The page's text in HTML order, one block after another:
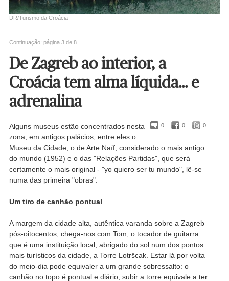
DR/Turismo da Croácia
Continuação: página 3 de 8
De Zagreb ao interior, a
Croácia tem alma líquida... e
adrenalina
0 0 0
Alguns museus estão concentrados nesta
zona, em antigos palácios, entre eles o
Museu da Cidade, o de Arte Naïf, considerado o mais antigo
do mundo (1952) e o das "Relações Partidas", que será
certamente o mais original - "yo quiero ser tu mundo", lê-se
numa das primeira "obras".
Um tiro de canhão pontual
A margem da cidade alta, autêntica varanda sobre a Zagreb
pós-oitocentos, chega-nos com Tom, o tocador de guitarra
que é uma instituição local, abrigado do sol num dos pontos
mais turísticos da cidade, a Torre Lotršcak. Estar lá por volta
do meio-dia pode equivaler a um grande sobressalto: o
canhão no topo é pontual e diário; subir a torre equivale a ter